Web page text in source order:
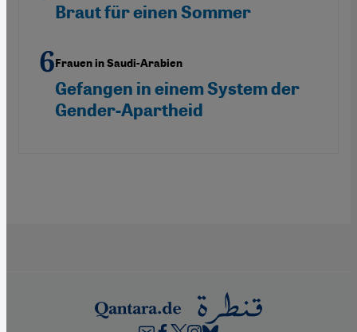
Braut für einen Sommer
Frauen in Saudi-Arabien
Gefangen in einem System der
Gender-Apartheid